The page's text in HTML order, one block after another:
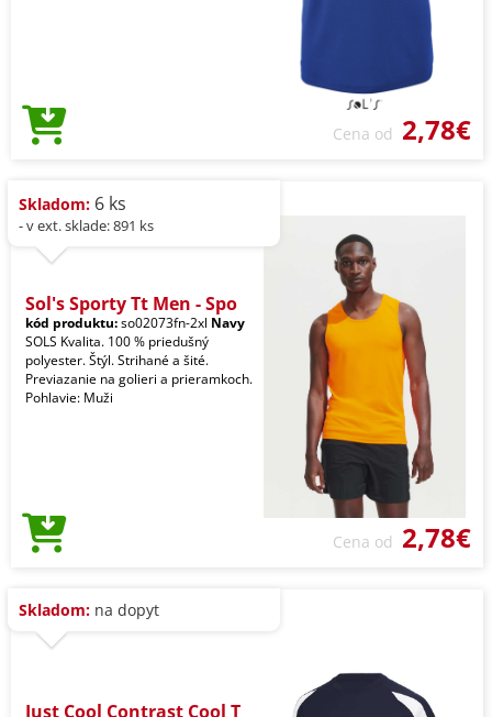
Cena od 2,78€
Skladom: 6 ks
- v ext. sklade: 891 ks
Sol's Sporty Tt Men - Spo
kód produktu:so02073fn-2xl Navy
SOLS Kvalita. 100 % priedušný
polyester. Štýl. Strihané a šité.
Previazanie na golieri a prieramkoch.
Pohlavie: Muži
Cena od 2,78€
Skladom: na dopyt
Just Cool Contrast Cool T